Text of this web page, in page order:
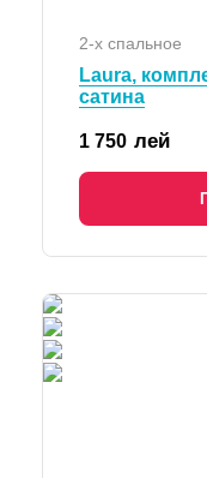
2-х спальное
Laura,
сатина
1 750 лей